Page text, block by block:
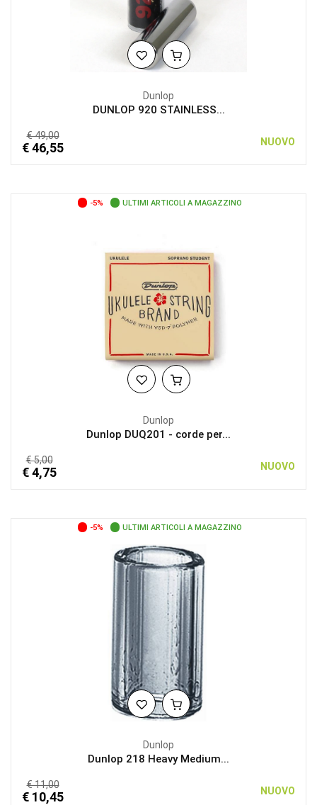
Dunlop
DUNLOP 920 STAINLESS...
€ 49,00
€ 46,55 NUOVO
-5% ULTIMI ARTICOLI A MAGAZZINO
Dunlop
Dunlop DUQ201 - corde per...
€ 5,00
€ 4,75 NUOVO
-5% ULTIMI ARTICOLI A MAGAZZINO
Dunlop
Dunlop 218 Heavy Medium...
€ 11,00
€ 10,45 NUOVO